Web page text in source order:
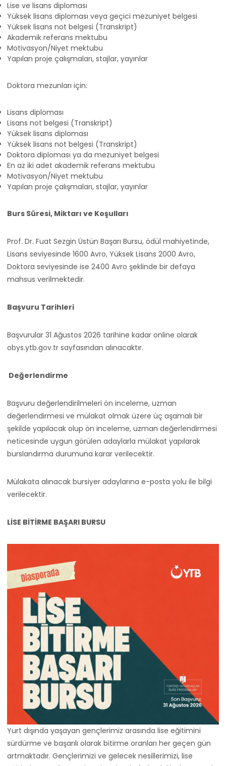
Lise ve lisans diploması
Yüksek lisans diploması veya geçici mezuniyet belgesi
Yüksek lisans not belgesi (Transkript)
Akademik referans mektubu
Motivasyon/Niyet mektubu
Yapılan proje çalışmaları, stajlar, yayınlar
Doktora mezunları için:
Lisans diploması
Lisans not belgesi (Transkript)
Yüksek lisans diploması
Yüksek lisans not belgesi (Transkript)
Doktora diploması ya da mezuniyet belgesi
En az iki adet akademik referans mektubu
Motivasyon/Niyet mektubu
Yapılan proje çalışmaları, stajlar, yayınlar
Burs Süresi, Miktarı ve Koşulları
Prof. Dr. Fuat Sezgin Üstün Başarı Bursu, ödül mahiyetinde,
Lisans seviyesinde 1600 Avro, Yüksek Lisans 2000 Avro,
Doktora seviyesinde ise 2400 Avro şeklinde bir defaya
mahsus verilmektedir.
Başvuru Tarihleri
Başvurular 31 Ağustos 2026 tarihine kadar online olarak
obys.ytb.gov.tr sayfasından alınacaktır.
Değerlendirme
Başvuru değerlendirilmeleri ön inceleme, uzman
değerlendirmesi ve mülakat olmak üzere üç aşamalı bir
şekilde yapılacak olup ön inceleme, uzman değerlendirmesi
neticesinde uygun görülen adaylarla mülakat yapılarak
burslandırma durumuna karar verilecektir.
Mülakata alınacak bursiyer adaylarına e-posta yolu ile bilgi
verilecektir.
LİSE BİTİRME BAŞARI BURSU
Yurt dışında yaşayan gençlerimiz arasında lise eğitimini
sürdürme ve başarılı olarak bitirme oranları her geçen gün
artmaktadır. Gençlerimizi ve gelecek nesillerimizi, lise